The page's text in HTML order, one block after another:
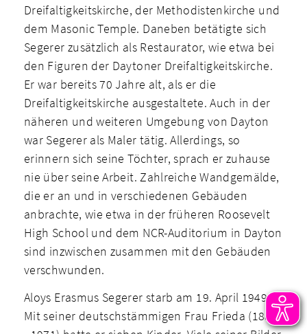
Dreifaltigkeitskirche, der Methodistenkirche und
dem Masonic Temple. Daneben betätigte sich
Segerer zusätzlich als Restaurator, wie etwa bei
den Figuren der Daytoner Dreifaltigkeitskirche.
Er war bereits 70 Jahre alt, als er die
Dreifaltigkeitskirche ausgestaltete. Auch in der
näheren und weiteren Umgebung von Dayton
war Segerer als Maler tätig. Allerdings, so
erinnern sich seine Töchter, sprach er zuhause
nie über seine Arbeit. Zahlreiche Wandgemälde,
die er an und in verschiedenen Gebäuden
anbrachte, wie etwa in der früheren Roosevelt
High School und dem NCR-Auditorium in Dayton
sind inzwischen zusammen mit den Gebäuden
verschwunden.
Aloys Erasmus Segerer starb am 19. April 1949.
Mit seiner deutschstämmigen Frau Frieda (1884